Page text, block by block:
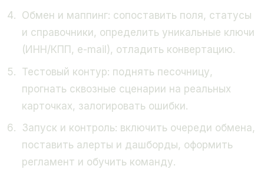
Обмен и маппинг: сопоставить поля, статусы
и справочники, определить уникальные ключи
(ИНН/КПП, e-mail), отладить конвертацию.
Тестовый контур: поднять песочницу,
прогнать сквозные сценарии на реальных
карточках, залогировать ошибки.
Запуск и контроль: включить очереди обмена,
поставить алерты и дашборды, оформить
регламент и обучить команду.